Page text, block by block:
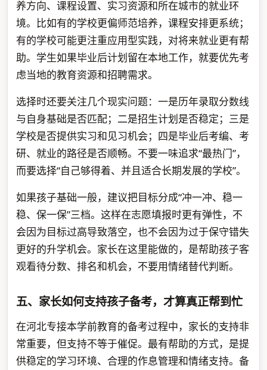
养方向、课程设置、实习资源和所在城市的就业环
境。比如有的学校更偏师范培养，课程安排更系统；
有的学校可能更注重应用型实践，对将来就业更有帮
助。学生如果毕业后计划留在本地工作，就要优先考
虑当地的教育资源和招聘需求。
选择时还要关注几个现实问题：一是历年录取分数线
与自身基础是否匹配；二是招生计划是否稳定；三是
学校是否提供实习和见习机会；四是毕业后考编、考
研、就业的路径是否顺畅。不要一味追求“最热门”，
而要选择“自己够得着、并且适合长期发展的学校”。
如果孩子基础一般，建议把目标分成“冲一冲、稳一
稳、保一保”三档。这样在志愿填报时更有弹性，不
会因为目标过高导致落空，也不会因为过于保守错失
更好的升学机会。家长在这里能做的，是帮助孩子客
观看待分数、排名和机会，不要用情绪替代判断。
五、家长如何支持孩子备考，才算真正帮到忙
在河北专接本学前教育的备考过程中，家长的支持非
常重要，但支持不等于催促。最有帮助的方式，是提
供稳定的学习环境、合理的作息管理和情绪支持。备